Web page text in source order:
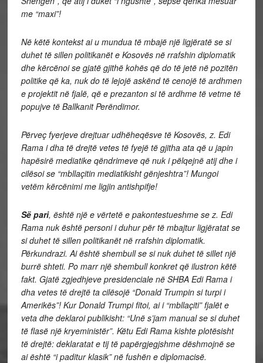
me “maxi”!
Në këtë kontekst ai u mundua të mbajë një ligjëratë se si
duhet të sillen politikanët e Kosovës në rrafshin diplomatik
dhe kërcënoi se gjatë gjithë kohës që do të jetë në pozitën
politike që ka, nuk do të lejojë askënd të cenojë të ardhmen
e projektit në fjalë, që e prezanton si të ardhme të vetme të
popujve të Ballkanit Perëndimor.
Përveç fyerjeve drejtuar udhëheqësve të Kosovës, z. Edi
Rama i dha të drejtë vetes të fyejë të gjitha ata që u japin
hapësirë mediatike qëndrimeve që nuk i pëlqejnë atij dhe i
cilësoi se “mbllaçitin mediatikisht gënjeshtra”! Mungoi
vetëm kërcënimi me ligjin antishpifje!
Së pari, është një e vërtetë e pakontestueshme se z. Edi
Rama nuk është personi i duhur për të mbajtur ligjëratat se
si duhet të sillen politikanët në rrafshin diplomatik.
Përkundrazi. Ai është shembull se si nuk duhet të sillet një
burrë shteti. Po marr një shembull konkret që ilustron këtë
fakt. Gjatë zgjedhjeve presidenciale në SHBA Edi Rama i
dha vetes të drejtë ta cilësojë “Donald Trumpin si turpi i
Amerikës”! Kur Donald Trumpi fitoi, ai i “mbllaçiti” fjalët e
veta dhe deklaroi publikisht: “Unë s’jam manual se si duhet
të flasë një kryeministër”. Këtu Edi Rama kishte plotësisht
të drejtë: deklaratat e tij të papërgjegjshme dëshmojnë se
ai është “i paditur klasik” në fushën e diplomacisë.